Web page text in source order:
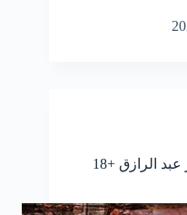
“شاهد حصريا” فيديو فضيحة هدير عبد الرازق +18